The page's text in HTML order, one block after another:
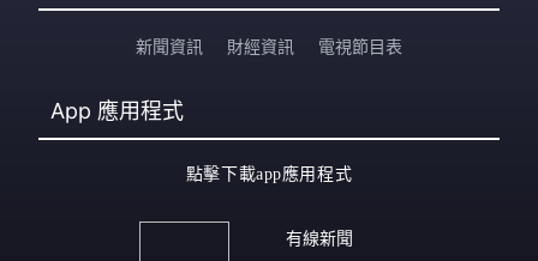
新聞資訊 財經資訊 電視節目表
App 應用程式
點擊下載app應用程式
有線新聞